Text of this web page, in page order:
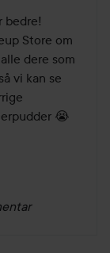
bedre!
Store om
dere som
vi kan se
😭